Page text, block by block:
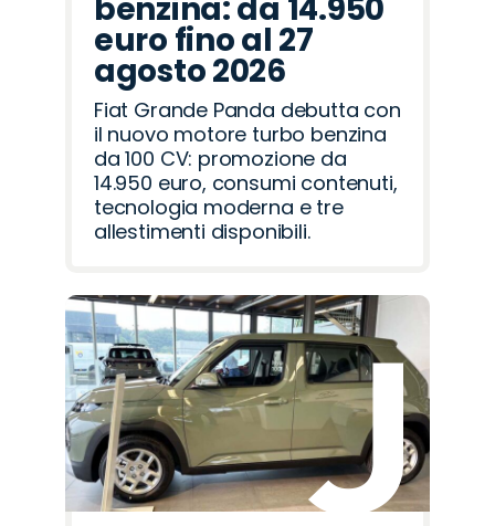
benzina: da 14.950
euro fino al 27
agosto 2026
Fiat Grande Panda debutta con
il nuovo motore turbo benzina
da 100 CV: promozione da
14.950 euro, consumi contenuti,
tecnologia moderna e tre
allestimenti disponibili.